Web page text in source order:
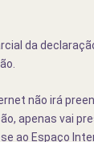
da
não irá
apenas vai
ao Espaço